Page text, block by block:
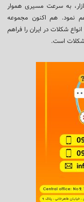
به سرعت مسیری هموار
نمود. هم اکنون مجموعه
شکلات در ایران را فراهم
شکلات است.